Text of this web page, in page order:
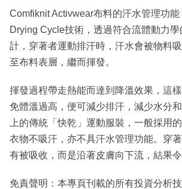
Comfiknit Activwear布料的汗水管理功
Drying Cycle技術，透過符合流體動力
計，穿著者運動排汗時，汗水會被物料
至布料表層，繼而揮發。
揮發過程帶走熱能而達到降溫效果，這
免體溫過高，便可減少排汗，減少水分
上的傳統「快乾」運動服裝，一般採用
衣物不吸汗，亦不具汗水管理功能。穿
有被吸收，而是沿著皮膚向下流，結果令
免責聲明：本專頁刊載的所有投資分析